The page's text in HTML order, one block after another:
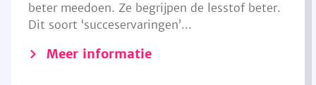
beter meedoen. Ze begrijpen de lesstof beter.
Dit soort ‘succeservaringen’...
Meer informatie